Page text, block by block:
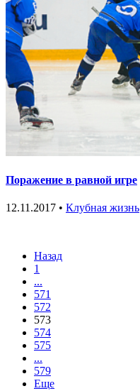
Поражение в равной игре
12.11.2017 • Клубная жизнь
Назад
1
...
571
572
573
574
575
...
579
Еще